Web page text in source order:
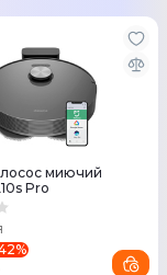
миючий
Pro
%